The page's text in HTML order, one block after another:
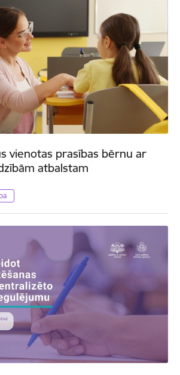
vienotas prasības bērnu ar
atbalstam